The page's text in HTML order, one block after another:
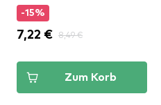
-15%
7,22 € 8,49 €
Zum Korb